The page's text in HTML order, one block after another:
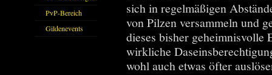
PvP-Bereich
Gildenevents
sich in regelmäßigen
von Pilzen versammeln und
dieses bisher
wirkliche Daseinsberechtigun
wohl auch etwas öfter